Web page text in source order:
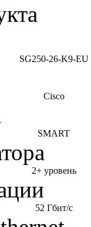
SG250-26-K9-EU
Cisco
SMART
2+ уровень
52 Гбит/с